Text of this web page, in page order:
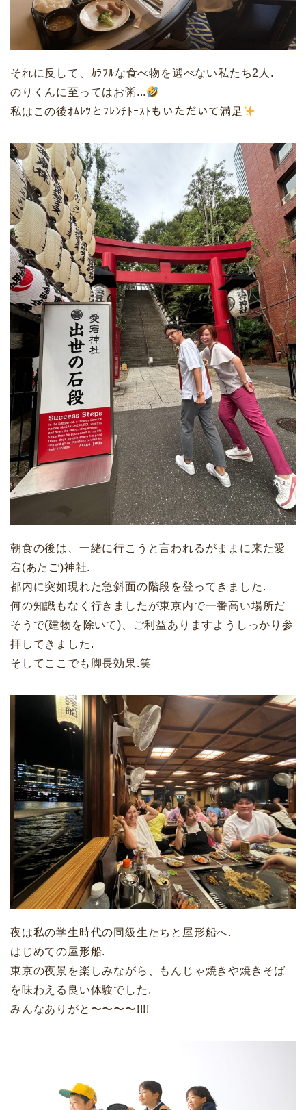
それに反して、ｶﾗﾌﾙな食べ物を選べない私たち2人.
のりくんに至ってはお粥...
私はこの後ｵﾑﾚﾂとﾌﾚﾝﾁﾄｰｽﾄもいただいて満足
朝食の後は、一緒に行こうと言われるがままに来た愛
宕(あたご)神社.
都内に突如現れた急斜面の階段を登ってきました.
何の知識もなく行きましたが東京内で一番高い場所だ
そうで(建物を除いて)、ご利益ありますようしっかり参
拝してきました.
そしてここでも脚長効果.笑
夜は私の学生時代の同級生たちと屋形船へ.
はじめての屋形船.
東京の夜景を楽しみながら、もんじゃ焼きや焼きそば
を味わえる良い体験でした.
みんなありがと〜〜〜〜!!!!